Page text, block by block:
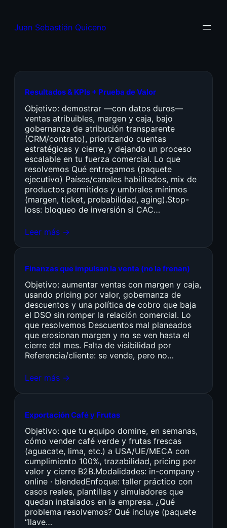
Juan Sebastián Quiceno
Resultados & KPIs + Prueba de Valor
Objetivo: demostrar —con datos duros—
ventas atribuibles, margen y caja, bajo
gobernanza de atribución transparente
(CRM/contrato), priorizando cuentas
estratégicas y cierre, y dejando un proceso
escalable en tu fuerza comercial. Lo que
resolvemos Qué entregamos (paquete
ejecutivo) Países/canales habilitados, mix de
productos permitidos y umbrales mínimos
(margen, ticket, probabilidad, aging).Stop-
loss: bloqueo de inversión si CAC…
Leer más →
Finanzas que impulsan la venta (no la frenan)
Objetivo: aumentar ventas con margen y caja,
usando pricing por valor, gobernanza de
descuentos y una política de cobro que baja
el DSO sin romper la relación comercial. Lo
que resolvemos Descuentos mal planeados
que erosionan margen y no se ven hasta el
cierre del mes. Falta de visibilidad por
Referencia/cliente: se vende, pero no…
Leer más →
Exportación Café y Frutas
Objetivo: que tu equipo domine, en semanas,
cómo vender café verde y frutas frescas
(aguacate, lima, etc.) a USA/UE/MECA con
cumplimiento 100%, trazabilidad, pricing por
valor y cierre B2B.Modalidades: in-company ·
online · blendedEnfoque: taller práctico con
casos reales, plantillas y simuladores que
quedan instalados en la empresa. ¿Qué
problema resolvemos? Qué incluye (paquete
“llave…